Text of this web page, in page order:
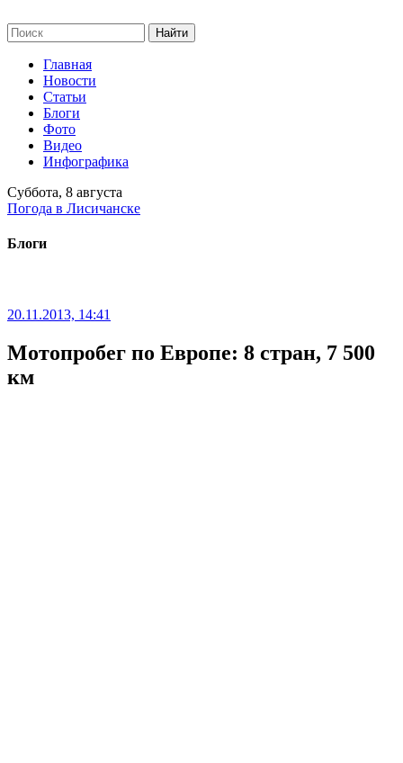
Главная
Новости
Статьи
Блоги
Фото
Видео
Инфографика
Суббота, 8 августа
Погода в Лисичанске
Блоги
20.11.2013, 14:41
Мотопробег по Европе: 8 стран, 7 500
км